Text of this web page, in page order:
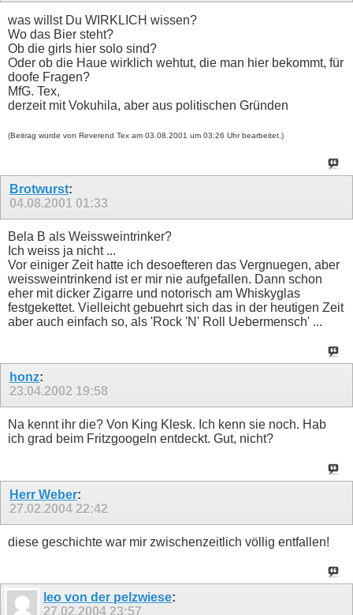
was willst Du WIRKLICH wissen?
Wo das Bier steht?
Ob die girls hier solo sind?
Oder ob die Haue wirklich wehtut, die man hier bekommt, für
doofe Fragen?
MfG. Tex,
derzeit mit Vokuhila, aber aus politischen Gründen
(Beitrag wurde von Reverend Tex am 03.08.2001 um 03:26 Uhr bearbeitet.)
Brotwurst:
04.08.2001 01:33
Bela B als Weissweintrinker?
Ich weiss ja nicht ...
Vor einiger Zeit hatte ich desoefteren das Vergnuegen, aber
weissweintrinkend ist er mir nie aufgefallen. Dann schon
eher mit dicker Zigarre und notorisch am Whiskyglas
festgekettet. Vielleicht gebuehrt sich das in der heutigen Zeit
aber auch einfach so, als 'Rock 'N' Roll Uebermensch' ...
honz:
23.04.2002 19:58
Na kennt ihr die? Von King Klesk. Ich kenn sie noch. Hab
ich grad beim Fritzgoogeln entdeckt. Gut, nicht?
Herr Weber:
27.02.2004 22:42
diese geschichte war mir zwischenzeitlich völlig entfallen!
leo von der pelzwiese:
27.02.2004 23:57